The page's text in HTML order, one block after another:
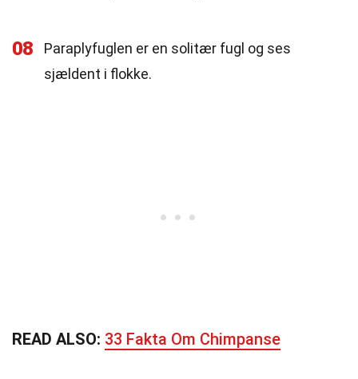
08
Paraplyfuglen er en solitær fugl og ses
sjældent i flokke.
READ ALSO: 33 Fakta Om Chimpanse